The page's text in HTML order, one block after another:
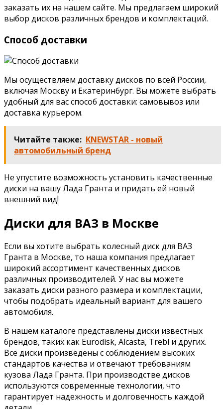
заказать их на нашем сайте. Мы предлагаем широкий
выбор дисков различных брендов и комплектаций.
Способ доставки
Мы осуществляем доставку дисков по всей России,
включая Москву и Екатеринбург. Вы можете выбрать
удобный для вас способ доставки: самовывоз или
доставка курьером.
Читайте также: KNEWSTAR - новый
автомобильный бренд
Не упустите возможность установить качественные
диски на вашу Лада Гранта и придать ей новый
внешний вид!
Диски для ВАЗ в Москве
Если вы хотите выбрать колесный диск для ВАЗ
Гранта в Москве, то наша компания предлагает
широкий ассортимент качественных дисков
различных производителей. У нас вы можете
заказать диски разного размера и комплектации,
чтобы подобрать идеальный вариант для вашего
автомобиля.
В нашем каталоге представлены диски известных
брендов, таких как Eurodisk, Alcasta, Trebl и других.
Все диски произведены с соблюдением высоких
стандартов качества и отвечают требованиям
кузова Лада Гранта. При производстве дисков
используются современные технологии, что
гарантирует надежность и долговечность каждой